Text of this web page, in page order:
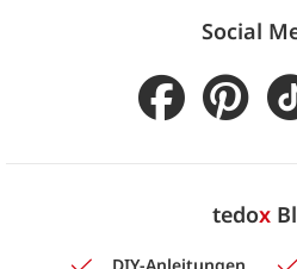
Social
tedox